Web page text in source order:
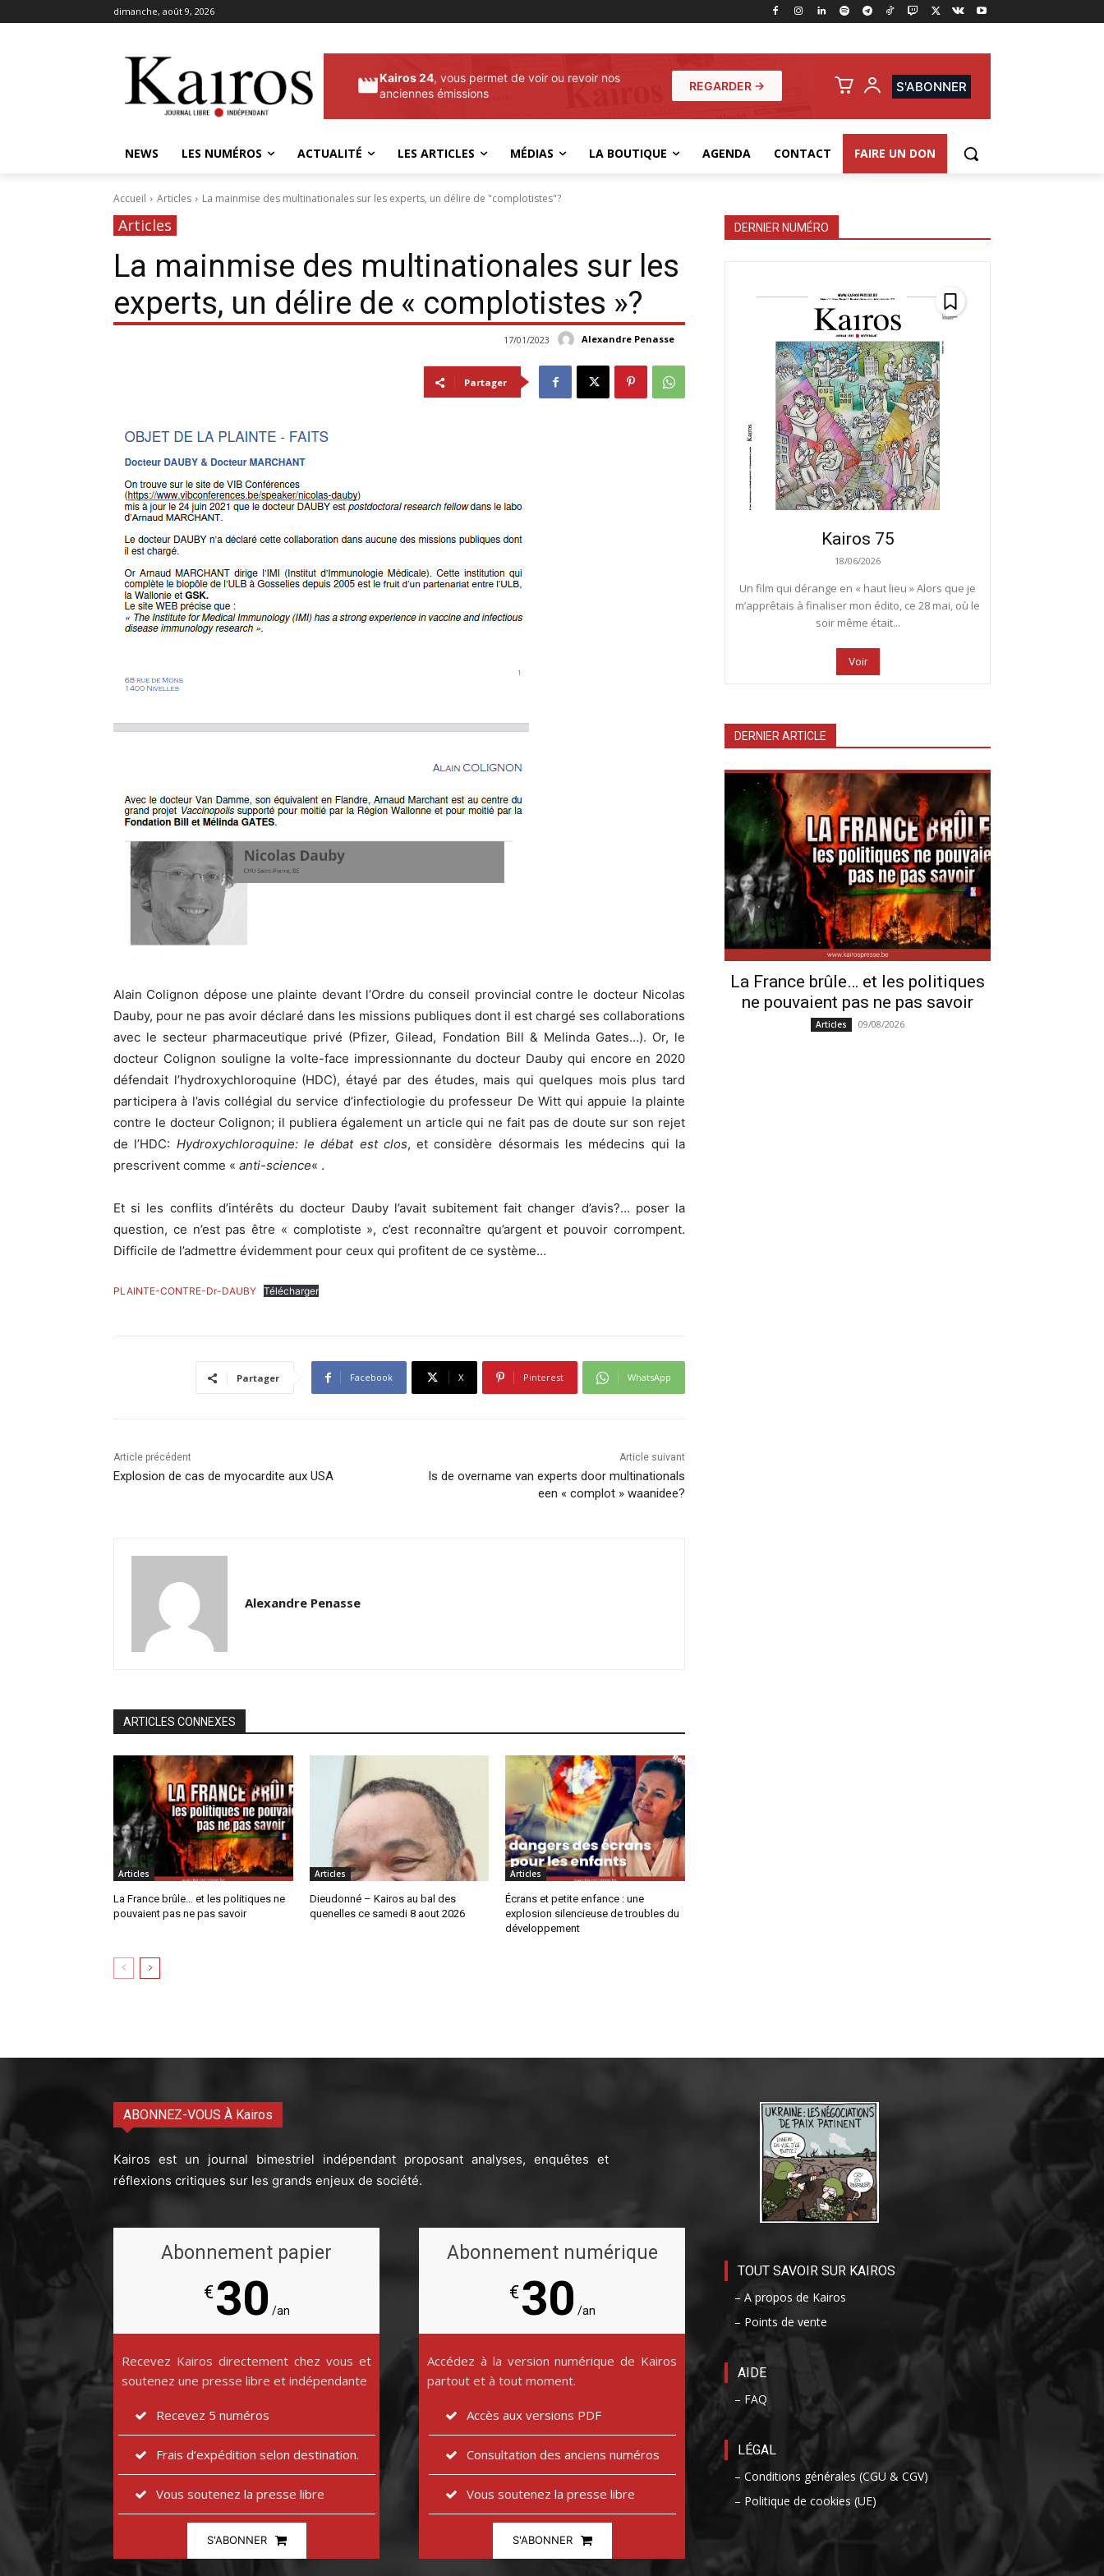
dimanche, août 9, 2026
Kairos 24, vous permet de voir ou revoir nos
anciennes émissions
REGARDER → S'ABONNER
NEWS LES NUMÉROS ACTUALITÉ LES ARTICLES MÉDIAS LA BOUTIQUE AGENDA CONTACT FAIRE UN DON
Accueil Articles La mainmise des multinationales sur les experts, un délire de "complotistes"?
Articles
La mainmise des multinationales sur les
experts, un délire de « complotistes »?
Alexandre Penasse
17/01/2023
Partager
Alain Colignon dépose une plainte devant l’Ordre du conseil provincial contre le docteur Nicolas
Dauby, pour ne pas avoir déclaré dans les missions publiques dont il est chargé ses collaborations
avec le secteur pharmaceutique privé (Pfizer, Gilead, Fondation Bill & Melinda Gates…). Or, le
docteur Colignon souligne la volte-face impressionnante du docteur Dauby qui encore en 2020
défendait l’hydroxychloroquine (HDC), étayé par des études, mais qui quelques mois plus tard
participera à l’avis collégial du service d’infectiologie du professeur De Witt qui appuie la plainte
contre le docteur Colignon; il publiera également un article qui ne fait pas de doute sur son rejet
de l’HDC: Hydroxychloroquine: le débat est clos, et considère désormais les médecins qui la
prescrivent comme « anti-science« .
Et si les conflits d’intérêts du docteur Dauby l’avait subitement fait changer d’avis?… poser la
question, ce n’est pas être « complotiste », c’est reconnaître qu’argent et pouvoir corrompent.
Difficile de l’admettre évidemment pour ceux qui profitent de ce système…
PLAINTE-CONTRE-Dr-DAUBY Télécharger
Partager Facebook X Pinterest WhatsApp
Article précédent
Explosion de cas de myocardite aux USA
Article suivant
Is de overname van experts door multinationals
een « complot » waanidee?
Alexandre Penasse
ARTICLES CONNEXES
Articles
La France brûle… et les politiques ne
pouvaient pas ne pas savoir
Articles
Dieudonné – Kairos au bal des
quenelles ce samedi 8 aout 2026
Articles
Écrans et petite enfance : une
explosion silencieuse de troubles du
développement
DERNIER NUMÉRO
Kairos 75
18/06/2026
Un film qui dérange en « haut lieu » Alors que je
m’apprêtais à finaliser mon édito, ce 28 mai, où le
soir même était...
Voir
DERNIER ARTICLE
La France brûle… et les politiques
ne pouvaient pas ne pas savoir
Articles 09/08/2026
ABONNEZ-VOUS À Kairos
Kairos est un journal bimestriel indépendant proposant analyses, enquêtes et
réflexions critiques sur les grands enjeux de société.
Abonnement papier
€30 /an
Recevez Kairos directement chez vous et
soutenez une presse libre et indépendante
Recevez 5 numéros
Frais d’expédition selon destination.
Vous soutenez la presse libre
S'ABONNER
Abonnement numérique
€30 /an
Accédez à la version numérique de Kairos
partout et à tout moment.
Accès aux versions PDF
Consultation des anciens numéros
Vous soutenez la presse libre
S'ABONNER
TOUT SAVOIR SUR KAIROS
– A propos de Kairos
– Points de vente
AIDE
– FAQ
LÉGAL
– Conditions générales (CGU & CGV)
– Politique de cookies (UE)